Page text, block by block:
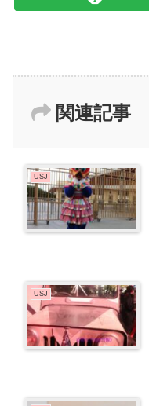
関連記事
USJ
USJ